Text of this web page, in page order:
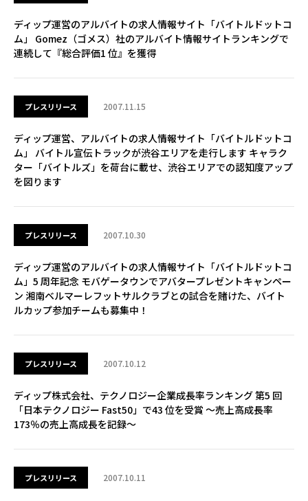
ディップ運営のアルバイトの求人情報サイト「バイトルドットコ
ム」 Gomez（ゴメス）社のアルバイト情報サイトランキングで
連続して『総合評価1 位』を獲得
プレスリリース 2007.11.15
ディップ運営、アルバイトの求人情報サイト「バイトルドットコ
ム」 バイトル宣伝トラックが渋谷エリアを走行します キャラク
ター「バイトルズ」を荷台に載せ、渋谷エリアでの認知度アップ
を図ります
プレスリリース 2007.10.30
ディップ運営のアルバイトの求人情報サイト「バイトルドットコ
ム」5 周年記念 モバゲータウンでアバタープレゼントキャンペー
ン 湘南ベルマーレフットサルクラブとの試合を賭けた、バイト
ルカップ参加チームも募集中！
プレスリリース 2007.10.12
ディップ株式会社、テクノロジー企業成長率ランキング 第5 回
「日本テクノロジー Fast50」で43 位を受賞 ～売上高成長率
173％の売上高成長を記録～
プレスリリース 2007.10.11